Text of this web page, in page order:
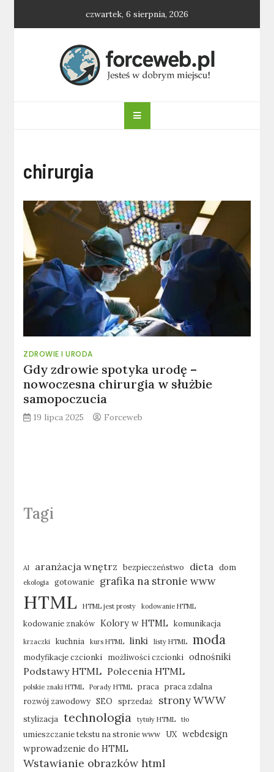
czwartek, 6 sierpnia, 2026
forceweb.pl
chirurgia
ZDROWIE I URODA
Gdy zdrowie spotyka urodę –
nowoczesna chirurgia w służbie
samopoczucia
19 lipca 2025 Forceweb
Tagi
AI aranżacja wnętrz bezpieczeństwo dieta dom
ekologia gotowanie grafika na stronie www
HTML HTML jest prosty kodowanie HTML
kodowanie znaków Kolory w HTML komunikacja
krzaczki kuchnia kurs HTML linki listy HTML moda
modyfikacje czcionki możliwości czcionki odnośniki
Podstawy HTML Polecenia HTML
polskie znaki HTML Porady HTML praca praca zdalna
rozwój zawodowy SEO sprzedaż strony WWW
stylizacja technologia tytuły HTML tło
umieszczanie tekstu na stronie www UX webdesign
wprowadzenie do HTML
Wstawianie obrazków html